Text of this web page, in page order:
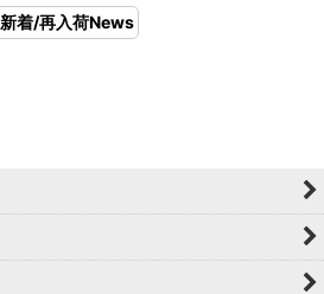
新着/再入荷News